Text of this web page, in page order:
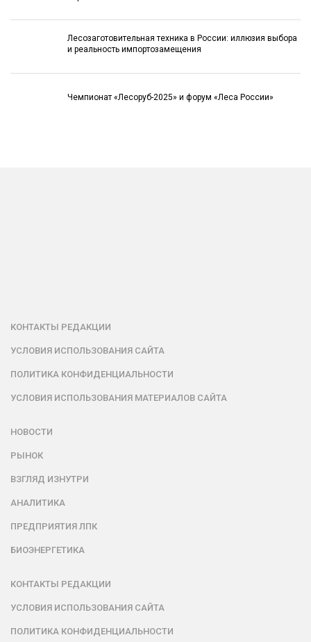
Лесозаготовительная техника в России: иллюзия выбора
и реальность импортозамещения
Чемпионат «Лесоруб-2025» и форум «Леса России»
КОНТАКТЫ РЕДАКЦИИ
УСЛОВИЯ ИСПОЛЬЗОВАНИЯ САЙТА
ПОЛИТИКА КОНФИДЕНЦИАЛЬНОСТИ
УСЛОВИЯ ИСПОЛЬЗОВАНИЯ МАТЕРИАЛОВ САЙТА
НОВОСТИ
РЫНОК
ВЗГЛЯД ИЗНУТРИ
АНАЛИТИКА
ПРЕДПРИЯТИЯ ЛПК
БИОЭНЕРГЕТИКА
КОНТАКТЫ РЕДАКЦИИ
УСЛОВИЯ ИСПОЛЬЗОВАНИЯ САЙТА
ПОЛИТИКА КОНФИДЕНЦИАЛЬНОСТИ